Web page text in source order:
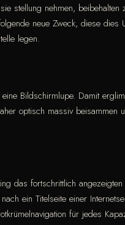
stellung nehmen,
neue Zweck, diese dies
legen.
Bildschirmlupe. Damit
optisch massiv
das fortschrittlich
ein Titelseite einer
für jedes